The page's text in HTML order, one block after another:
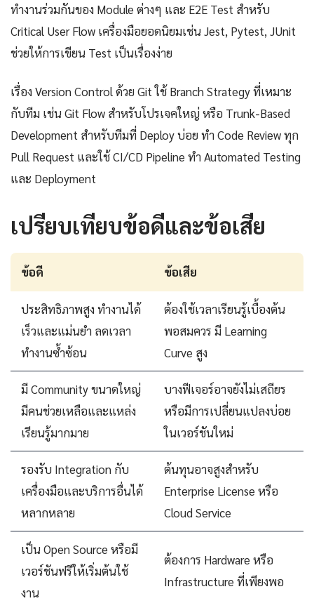
ทำงานร่วมกันของ Module ต่างๆ และ E2E Test สำหรับ
Critical User Flow เครื่องมือยอดนิยมเช่น Jest, Pytest, JUnit
ช่วยให้การเขียน Test เป็นเรื่องง่าย
เรื่อง Version Control ด้วย Git ใช้ Branch Strategy ที่เหมาะ
กับทีม เช่น Git Flow สำหรับโปรเจคใหญ่ หรือ Trunk-Based
Development สำหรับทีมที่ Deploy บ่อย ทำ Code Review ทุก
Pull Request และใช้ CI/CD Pipeline ทำ Automated Testing
และ Deployment
เปรียบเทียบข้อดีและข้อเสีย
ข้อดี ข้อเสีย
ประสิทธิภาพสูง ทำงานได้
เร็วและแม่นยำ ลดเวลา
ทำงานซ้ำซ้อน
ต้องใช้เวลาเรียนรู้เบื้องต้น
พอสมควร มี Learning
Curve สูง
มี Community ขนาดใหญ่
มีคนช่วยเหลือและแหล่ง
เรียนรู้มากมาย
บางฟีเจอร์อาจยังไม่เสถียร
หรือมีการเปลี่ยนแปลงบ่อย
ในเวอร์ชันใหม่
รองรับ Integration กับ
เครื่องมือและบริการอื่นได้
หลากหลาย
ต้นทุนอาจสูงสำหรับ
Enterprise License หรือ
Cloud Service
เป็น Open Source หรือมี
เวอร์ชันฟรีให้เริ่มต้นใช้
งาน
ต้องการ Hardware หรือ
Infrastructure ที่เพียงพอ